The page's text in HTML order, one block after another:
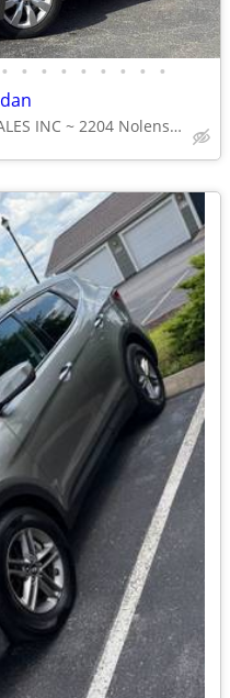
• • • • • • • • •
CRYSTAL AUTO SALES INC ~ 2204 Nolensville Pike NASHVILLE